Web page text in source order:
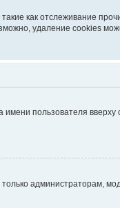
как отслеживание
удаление cookies
пользователя вверху
только администраторам,